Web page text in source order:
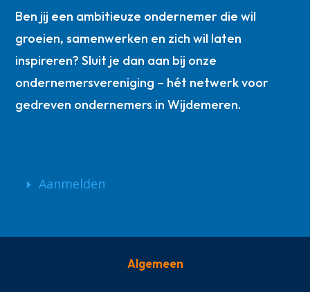
Ben jij een ambitieuze ondernemer die wil
groeien, samenwerken en zich wil laten
inspireren? Sluit je dan aan bij onze
ondernemersvereniging – hét netwerk voor
gedreven ondernemers in Wijdemeren.
Aanmelden
Algemeen